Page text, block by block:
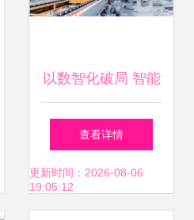
以数智化破局 智能
马桶引领个人卫生
用品销售新浪潮
查看详情
更新时间：2026-08-06
19:05:12